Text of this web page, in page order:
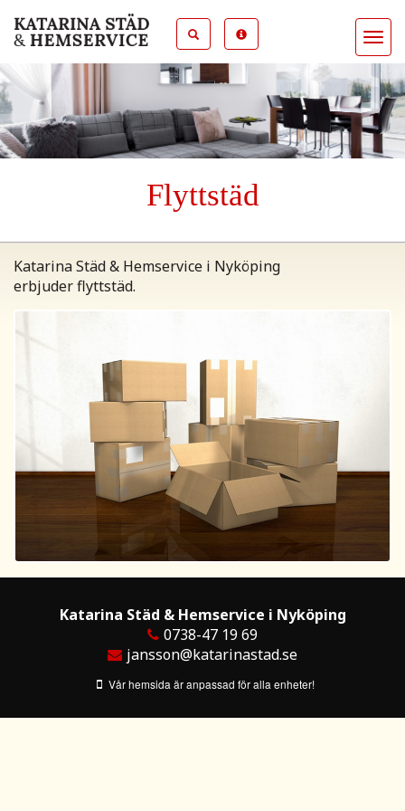
Toggle
Flyttstäd
Katarina Städ & Hemservice i Nyköping
erbjuder flyttstäd.
Katarina Städ & Hemservice i Nyköping
0738-47 19 69
jansson@katarinastad.se
Vår hemsida är anpassad för alla enheter!